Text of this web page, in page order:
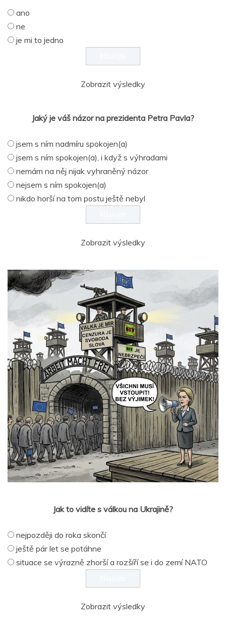
ano
ne
je mi to jedno
Zobrazit výsledky
Jaký je váš názor na prezidenta Petra Pavla?
jsem s ním nadmíru spokojen(a)
jsem s ním spokojen(a), i když s výhradami
nemám na něj nijak vyhraněný názor
nejsem s ním spokojen(a)
nikdo horší na tom postu ještě nebyl
Zobrazit výsledky
Jak to vidíte s válkou na Ukrajině?
nejpozději do roka skončí
ještě pár let se potáhne
situace se výrazně zhorší a rozšíří se i do zemí NATO
Zobrazit výsledky